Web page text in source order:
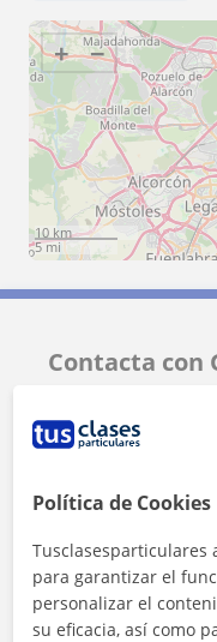
+ −
10 km
5 mi
Contacta con
Tarifa
Política de Cookies
Tusclasesparticulares
para garantizar el
personalizar el
su eficacia, así como